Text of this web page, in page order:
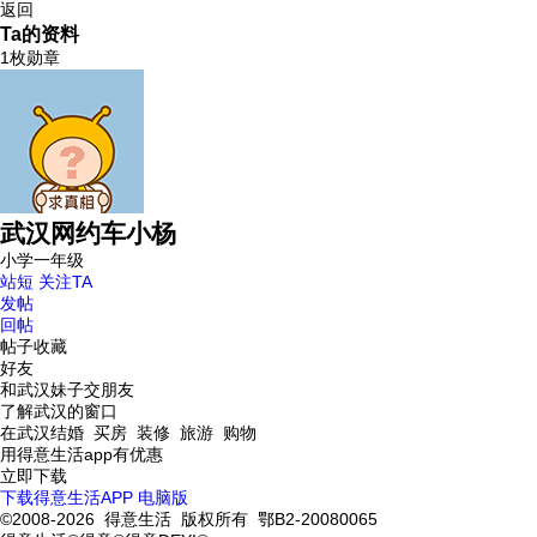
返回
Ta的资料
1枚勋章
武汉网约车小杨
小学一年级
站短 关注TA
发帖
回帖
帖子收藏
好友
和武汉妹子交朋友
了解武汉的窗口
在武汉结婚 买房 装修 旅游 购物
用得意生活app有优惠
立即下载
下载得意生活APP 电脑版
©2008-2026 得意生活 版权所有 鄂B2-20080065